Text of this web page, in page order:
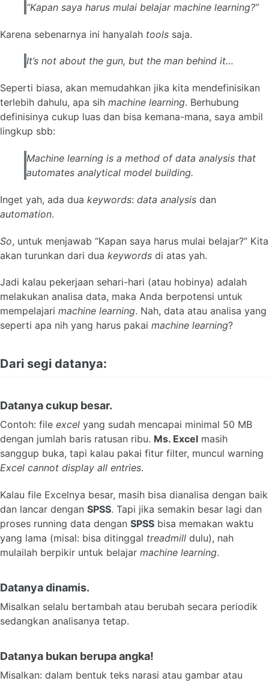
“Kapan saya harus mulai belajar machine learning?”
Karena sebenarnya ini hanyalah tools saja.
It’s not about the gun, but the man behind it…
Seperti biasa, akan memudahkan jika kita mendefinisikan
terlebih dahulu, apa sih machine learning. Berhubung
definisinya cukup luas dan bisa kemana-mana, saya ambil
lingkup sbb:
Machine learning is a method of data analysis that
automates analytical model building.
Inget yah, ada dua keywords: data analysis dan
automation.
So, untuk menjawab “Kapan saya harus mulai belajar?” Kita
akan turunkan dari dua keywords di atas yah.
Jadi kalau pekerjaan sehari-hari (atau hobinya) adalah
melakukan analisa data, maka Anda berpotensi untuk
mempelajari machine learning. Nah, data atau analisa yang
seperti apa nih yang harus pakai machine learning?
Dari segi datanya:
Datanya cukup besar.
Contoh: file excel yang sudah mencapai minimal 50 MB
dengan jumlah baris ratusan ribu. Ms. Excel masih
sanggup buka, tapi kalau pakai fitur filter, muncul warning
Excel cannot display all entries.
Kalau file Excelnya besar, masih bisa dianalisa dengan baik
dan lancar dengan SPSS. Tapi jika semakin besar lagi dan
proses running data dengan SPSS bisa memakan waktu
yang lama (misal: bisa ditinggal treadmill dulu), nah
mulailah berpikir untuk belajar machine learning.
Datanya dinamis.
Misalkan selalu bertambah atau berubah secara periodik
sedangkan analisanya tetap.
Datanya bukan berupa angka!
Misalkan: dalam bentuk teks narasi atau gambar atau